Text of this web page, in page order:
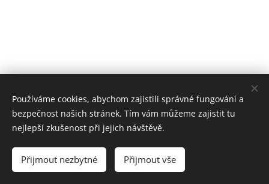
Vytvořeno službou Webnode Cookies
Používáme cookies, abychom zajistili správné fungování a
bezpečnost našich stránek. Tím vám můžeme zajistit tu
nejlepší zkušenost při jejich návštěvě.
Přijmout nezbytné Přijmout vše